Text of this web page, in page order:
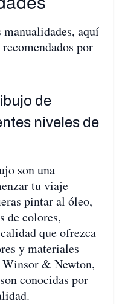
aquí
por
de
niveles de
son una
tu viaje
pintar al óleo,
de colores,
que ofrezca
y materiales
Winsor & Newton,
conocidas por